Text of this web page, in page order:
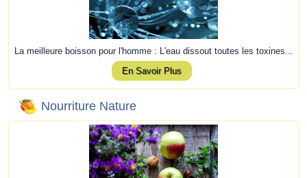
La meilleure boisson pour l'homme : L'eau dissout toutes les toxines...
En Savoir Plus
Nourriture Nature